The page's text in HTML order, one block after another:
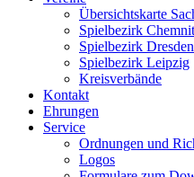
Übersichtskarte
Spielbezirk
Spielbezirk Dresden
Spielbezirk Leipzig
Kreisverbände
Kontakt
Ehrungen
Service
Ordnungen und
Logos